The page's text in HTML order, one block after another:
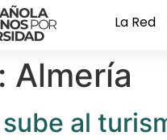
La Red
Almería
al